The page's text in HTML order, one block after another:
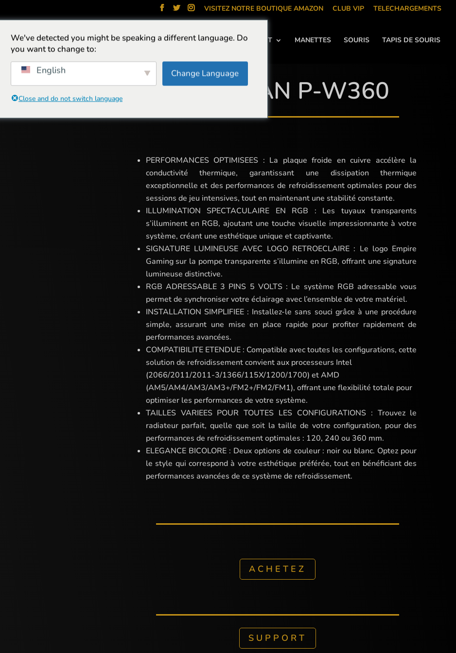
VISITEZ NOTRE BOUTIQUE AMAZON CLUB VIP TELECHARGEMENTS
BOITIERS CASQUES CHAISES CLAVIERS PACKS REFROIDISSEMENT MANETTES SOURIS TAPIS DE SOURIS
GUARDIAN P-W360
PERFORMANCES OPTIMISEES : La plaque froide en cuivre accélère la
conductivité thermique, garantissant une dissipation thermique
exceptionnelle et des performances de refroidissement optimales pour des
sessions de jeu intensives, tout en maintenant une stabilité constante.
ILLUMINATION SPECTACULAIRE EN RGB : Les tuyaux transparents
s’illuminent en RGB, ajoutant une touche visuelle impressionnante à votre
système, créant une esthétique unique et captivante.
SIGNATURE LUMINEUSE AVEC LOGO RETROECLAIRE : Le logo Empire
Gaming sur la pompe transparente s’illumine en RGB, offrant une signature
lumineuse distinctive.
RGB ADRESSABLE 3 PINS 5 VOLTS : Le système RGB adressable vous
permet de synchroniser votre éclairage avec l’ensemble de votre matériel.
INSTALLATION SIMPLIFIEE : Installez-le sans souci grâce à une procédure
simple, assurant une mise en place rapide pour profiter rapidement de
performances avancées.
COMPATIBILITE ETENDUE : Compatible avec toutes les configurations, cette
solution de refroidissement convient aux processeurs Intel
(2066/2011/2011-3/1366/115X/1200/1700) et AMD
(AM5/AM4/AM3/AM3+/FM2+/FM2/FM1), offrant une flexibilité totale pour
optimiser les performances de votre système.
TAILLES VARIEES POUR TOUTES LES CONFIGURATIONS : Trouvez le
radiateur parfait, quelle que soit la taille de votre configuration, pour des
performances de refroidissement optimales : 120, 240 ou 360 mm.
ELEGANCE BICOLORE : Deux options de couleur : noir ou blanc. Optez pour
le style qui correspond à votre esthétique préférée, tout en bénéficiant des
performances avancées de ce système de refroidissement.
ACHETEZ
SUPPORT
We've detected you might be speaking a different language. Do
you want to change to:
English Change Language
Close and do not switch language